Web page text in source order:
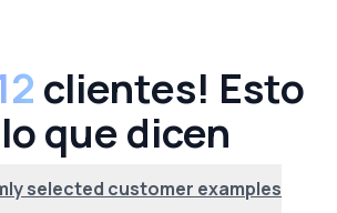
clientes! Esto
que dicen
selected customer examples